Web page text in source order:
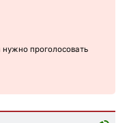
проголосовать